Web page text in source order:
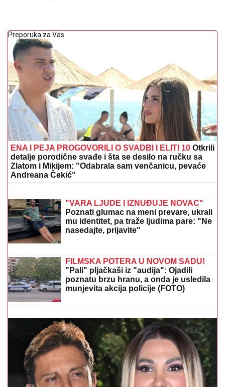
Preporuka za Vas
ENA I PEJA PROGOVORILI O SVADBI I ELITI 10 Otkrili
detalje porodične svađe i šta se desilo na ručku sa
Zlatom i Mikijem: "Odabrala sam venčanicu, pevaće
Andreana Čekić"
METOHIJIMilan Vasić pokazao deo
dvorišta i raznežio: Sin Despot
prohodao na Kosmetu
mu identitet, pa traže ljudima pare: "Ne
nasedajte, prijavite"